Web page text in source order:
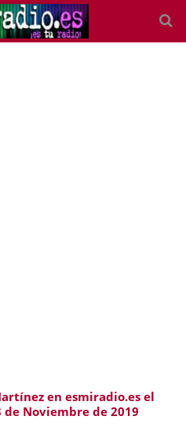
en esmiradio.es el
de Noviembre de 2019